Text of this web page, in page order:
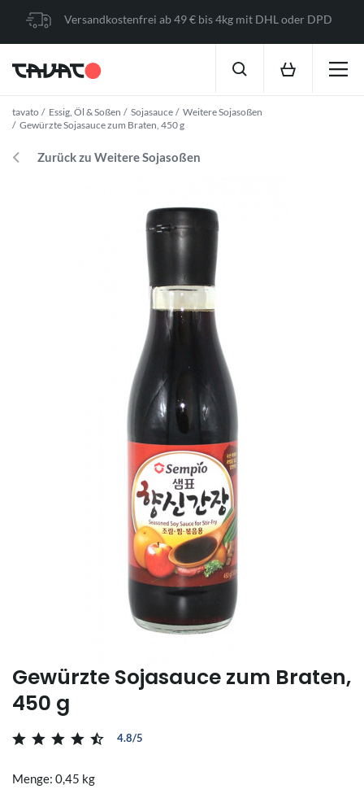
Versandkostenfrei ab 49 € bis 4kg mit DHL oder DPD
tavato Essig, Öl & Soßen Sojasauce
Weitere Sojasoßen
Gewürzte Sojasauce zum Braten, 450 g
Zurück zu Weitere Sojasoßen
Gewürzte Sojasauce zum Braten,
450 g
4.8/5
Menge: 0,45 kg